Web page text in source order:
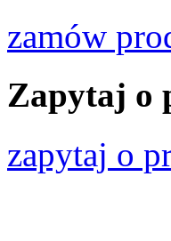
zamów
Zapytaj o
zapytaj o